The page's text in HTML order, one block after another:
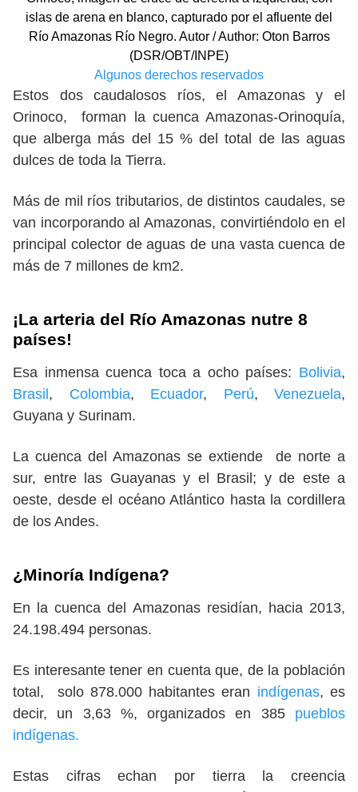
islas de arena en blanco, capturado por el afluente del
Río Amazonas Río Negro. Autor / Author: Oton Barros
(DSR/OBT/INPE)
Algunos derechos reservados
Estos dos caudalosos ríos, el Amazonas y el
Orinoco, forman la cuenca Amazonas-Orinoquía,
que alberga más del 15 % del total de las aguas
dulces de toda la Tierra.
Más de mil ríos tributarios, de distintos caudales, se
van incorporando al Amazonas, convirtiéndolo en el
principal colector de aguas de una vasta cuenca de
más de 7 millones de km2.
¡La arteria del Río Amazonas nutre 8
países!
Esa inmensa cuenca toca a ocho países: Bolivia,
Brasil, Colombia, Ecuador, Perú, Venezuela,
Guyana y Surinam.
La cuenca del Amazonas se extiende de norte a
sur, entre las Guayanas y el Brasil; y de este a
oeste, desde el océano Atlántico hasta la cordillera
de los Andes.
¿Minoría Indígena?
En la cuenca del Amazonas residían, hacia 2013,
24.198.494 personas.
Es interesante tener en cuenta que, de la población
total, solo 878.000 habitantes eran indígenas, es
decir, un 3,63 %, organizados en 385 pueblos
indígenas.
Estas cifras echan por tierra la creencia